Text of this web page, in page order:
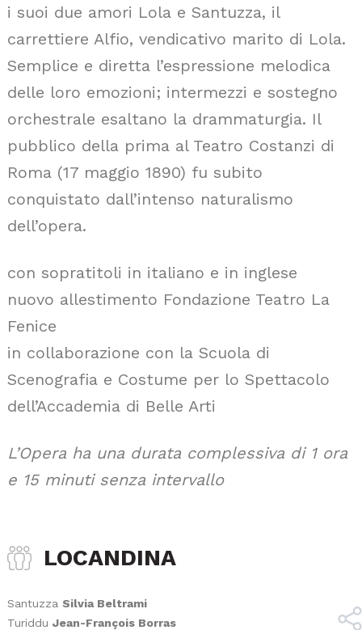
i suoi due amori Lola e Santuzza, il
carrettiere Alfio, vendicativo marito di Lola.
Semplice e diretta l’espressione melodica
delle loro emozioni; intermezzi e sostegno
orchestrale esaltano la drammaturgia. Il
pubblico della prima al Teatro Costanzi di
Roma (17 maggio 1890) fu subito
conquistato dall’intenso naturalismo
dell’opera.
con sopratitoli in italiano e in inglese
nuovo allestimento Fondazione Teatro La
Fenice
in collaborazione con la Scuola di
Scenografia e Costume per lo Spettacolo
dell’Accademia di Belle Arti
L’Opera ha una durata complessiva di 1 ora
e 15 minuti senza intervallo
LOCANDINA
Santuzza Silvia Beltrami
Turiddu Jean-François Borras